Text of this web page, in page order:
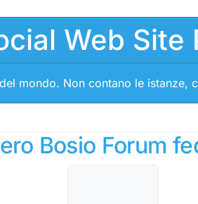
Web Site
mondo. Non contano le istanze,
Bosio Forum